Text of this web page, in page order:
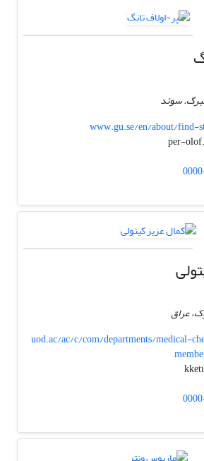
سوئد
www.gu.se/en/about/find-
عراق
uod.ac/ac/c/com/departments/medical-